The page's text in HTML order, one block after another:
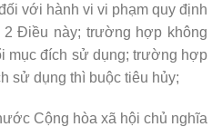
với hành vi vi phạm quy định
Điều này; trường hợp không
mục đích sử dụng; trường hợp
sử dụng thì buộc tiêu hủy;
Cộng hòa xã hội chủ nghĩa